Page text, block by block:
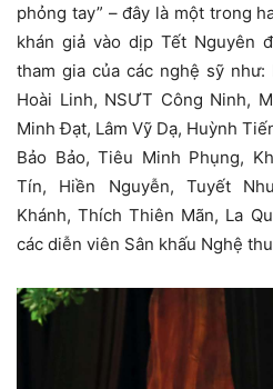
phỏng tay” – đây là một trong
khán giả vào dịp Tết Nguyên
tham gia của các nghệ sỹ
Hoài Linh, NSƯT Công Ninh,
Minh Đạt, Lâm Vỹ Dạ, Huỳnh
Bảo Bảo, Tiêu Minh Phụng,
Tín, Hiền Nguyễn, Tuyết
Khánh, Thích Thiên Mãn, La
các diễn viên Sân khấu Nghệ